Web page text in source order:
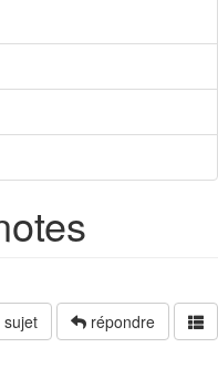
sujet répondre